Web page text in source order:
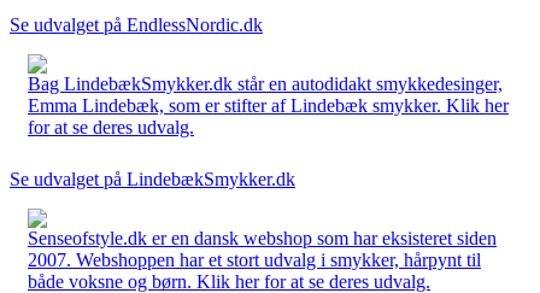
Se udvalget på EndlessNordic.dk
Bag LindebækSmykker.dk står en autodidakt smykkedesinger,
Emma Lindebæk, som er stifter af Lindebæk smykker. Klik her
for at se deres udvalg.
Se udvalget på LindebækSmykker.dk
Senseofstyle.dk er en dansk webshop som har eksisteret siden
2007. Webshoppen har et stort udvalg i smykker, hårpynt til
både voksne og børn. Klik her for at se deres udvalg.